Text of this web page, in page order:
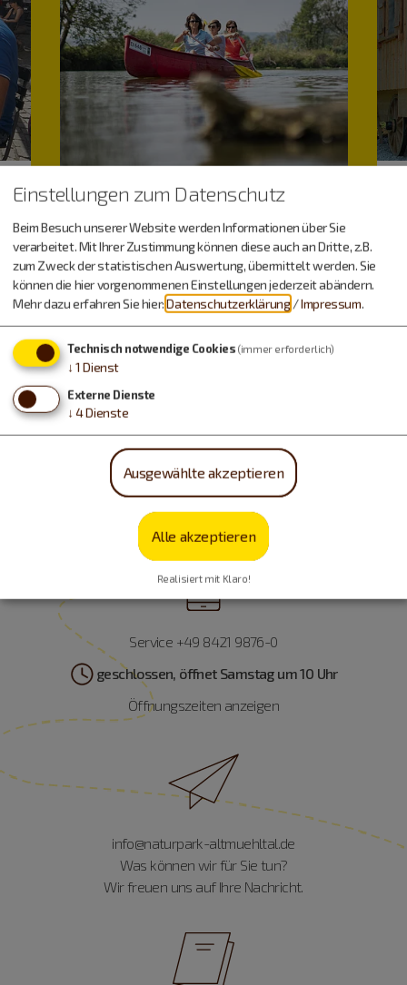
Freizeitspaß
Service +49 8421 9876-0
geschlossen, öffnet Samstag um 10 Uhr
Öffnungszeiten anzeigen
info@naturpark-altmuehltal.de
Was können wir für Sie tun?
Wir freuen uns auf Ihre Nachricht.
Einstellungen zum Datenschutz
Beim Besuch unserer Website werden Informationen über Sie
verarbeitet. Mit Ihrer Zustimmung können diese auch an Dritte, z.B.
zum Zweck der statistischen Auswertung, übermittelt werden. Sie
können die hier vorgenommenen Einstellungen jederzeit abändern.
Mehr dazu erfahren Sie hier:Datenschutzerklärung /Impressum.
Technisch notwendige Cookies (immer erforderlich)
↓ 1 Dienst
Externe Dienste
↓ 4Dienste
Ausgewählte akzeptieren
Alle akzeptieren
Realisiert mit Klaro!